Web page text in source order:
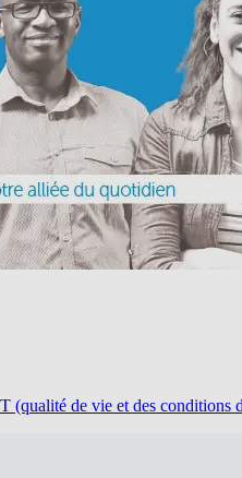
(qualité de vie et des